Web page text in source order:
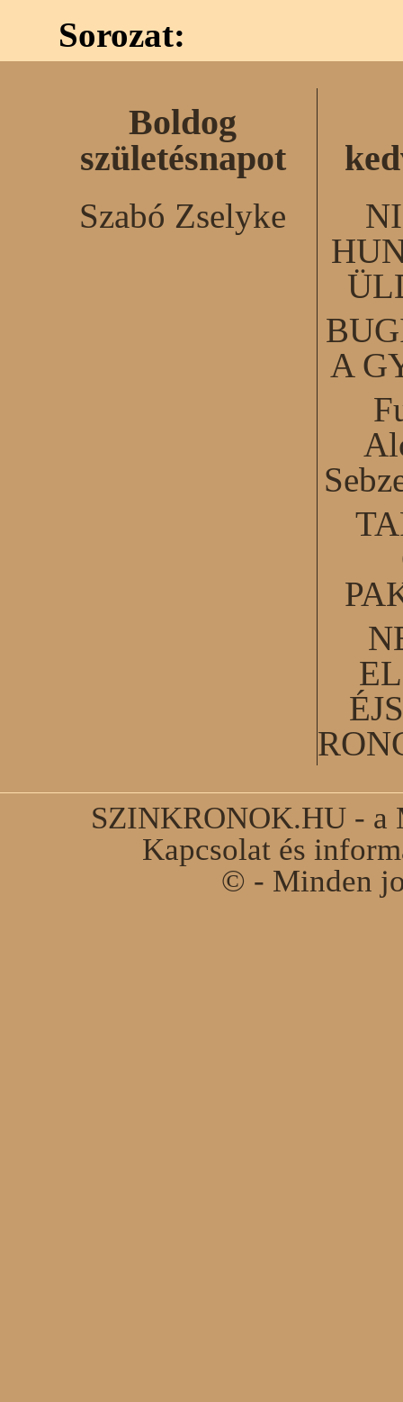
Sorozat:
Boldog
születésnapot
Szabó Zselyke
A
SZINKRONOK.HU - a
Kapcsolat és
© - Minden